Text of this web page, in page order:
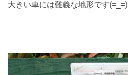
大きい車には難義な地形です(=_=)